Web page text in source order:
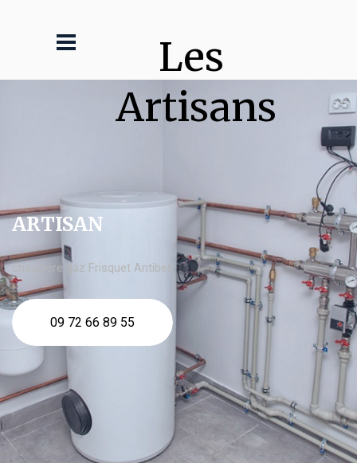
Les
Artisans
ARTISAN
chaudière gaz Frisquet Antibes
09 72 66 89 55